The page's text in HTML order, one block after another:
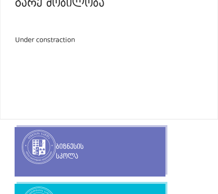
ᲒᲐᲠᲔ ᲛᲝᲑᲘᲚᲝᲑᲐ
Under constraction
ბიზნესის
სკოლა